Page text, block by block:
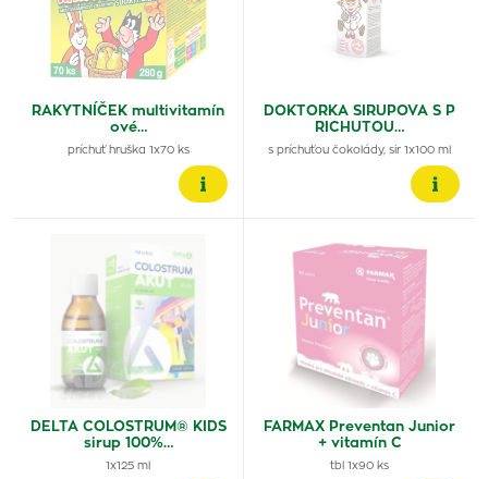
RAKYTNÍČEK multivitamín
ové…
príchuť hruška 1x70 ks
DOKTORKA SIRUPOVA S P
RICHUTOU…
s príchuťou čokolády, sir 1x100 ml
DELTA COLOSTRUM® KIDS
sirup 100%…
1x125 ml
FARMAX Preventan Junior
+ vitamín C
tbl 1x90 ks